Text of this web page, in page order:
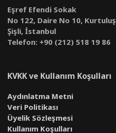
Eşref Efendi Sokak
No 122, Daire No 10, Kurtuluş
Şişli, İstanbul
Telefon: +90 (212) 518 19 86
KVKK ve Kullanım Koşulları
Aydınlatma Metni
Veri Politikası
Üyelik Sözleşmesi
Kullanım Koşulları